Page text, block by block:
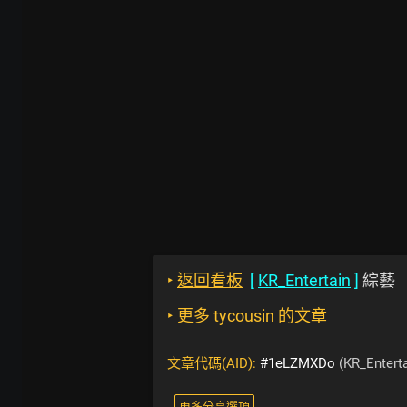
‣ 返回看板 [ KR_Entertain ] 綜藝
‣ 更多 tycousin 的文章
文章代碼(AID): #1eLZMXDo